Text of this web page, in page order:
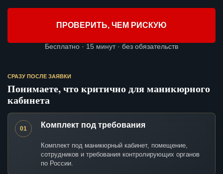
ПРОВЕРИТЬ, ЧЕМ РИСКУЮ
Бесплатно · 15 минут · без обязательств
СРАЗУ ПОСЛЕ ЗАЯВКИ
Понимаете, что критично для маникюрного
кабинета
01 Комплект под требования
Комплект под маникюрный кабинет, помещение,
сотрудников и требования контролирующих органов
по России.